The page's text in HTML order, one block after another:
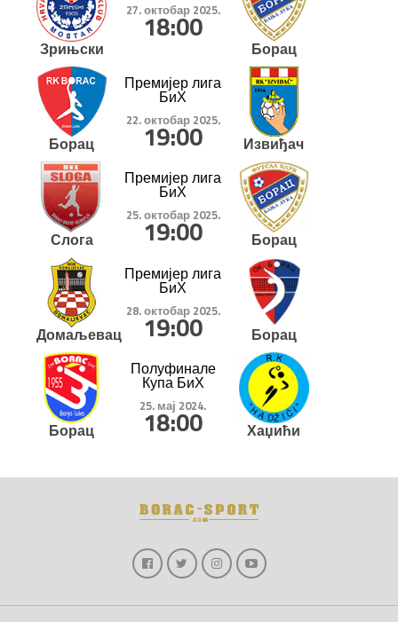
Зрињски
27. октобар 2025.
18:00
Борац
Борац
Премијер лига
БиХ
22. октобар 2025.
19:00 Извиђач
Слога
Премијер лига
БиХ
25. октобар 2025.
19:00 Борац
Домаљевац
Премијер лига
БиХ
28. октобар 2025.
19:00 Борац
Борац
Полуфинале
Купа БиХ
25. мај 2024.
18:00 Хаџићи